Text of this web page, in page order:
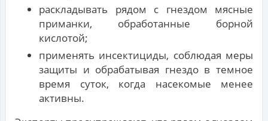
раскладывать рядом с гнездом мясные
приманки, обработанные борной
кислотой;
применять инсектициды, соблюдая меры
защиты и обрабатывая гнездо в темное
время суток, когда насекомые менее
активны.